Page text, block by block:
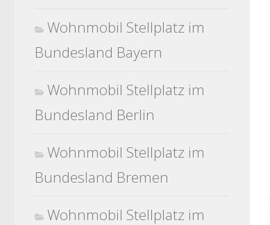
Wohnmobil Stellplatz im
Bundesland Bayern
Wohnmobil Stellplatz im
Bundesland Berlin
Wohnmobil Stellplatz im
Bundesland Bremen
Wohnmobil Stellplatz im